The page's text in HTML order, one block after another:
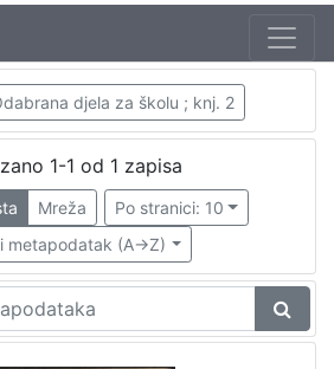
djela za školu ; knj. 2
1-1 od 1 zapisa
Mreža
Po stranici: 10
metapodatak (A->Z)